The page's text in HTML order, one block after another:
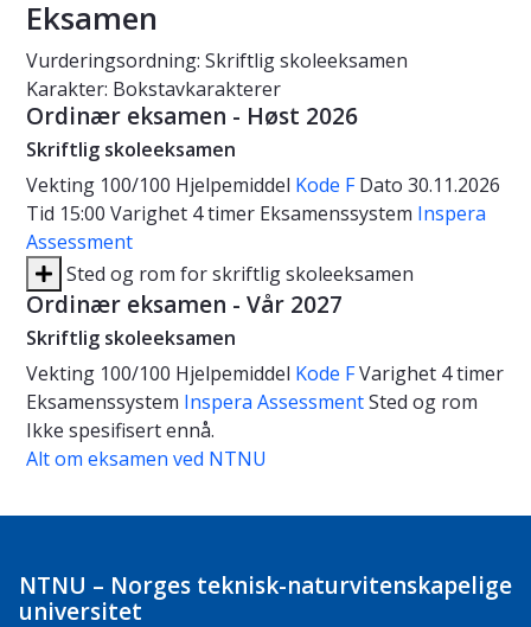
Eksamen
Vurderingsordning: Skriftlig skoleeksamen
Karakter: Bokstavkarakterer
Ordinær eksamen - Høst 2026
Skriftlig skoleeksamen
Vekting 100/100 Hjelpemiddel Kode F Dato 30.11.2026
Tid 15:00 Varighet 4 timer Eksamenssystem Inspera
Assessment
Sted og rom for skriftlig skoleeksamen
Ordinær eksamen - Vår 2027
Skriftlig skoleeksamen
Vekting 100/100 Hjelpemiddel Kode FVarighet 4 timer
Eksamenssystem Inspera AssessmentSted og rom
Ikke spesifisert ennå.
Alt om eksamen ved NTNU
NTNU – Norges teknisk-naturvitenskapelige
universitet